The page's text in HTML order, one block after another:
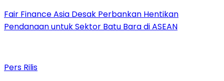
Fair Finance Asia Desak Perbankan Hentikan
Pendanaan untuk Sektor Batu Bara di ASEAN
Pers Rilis